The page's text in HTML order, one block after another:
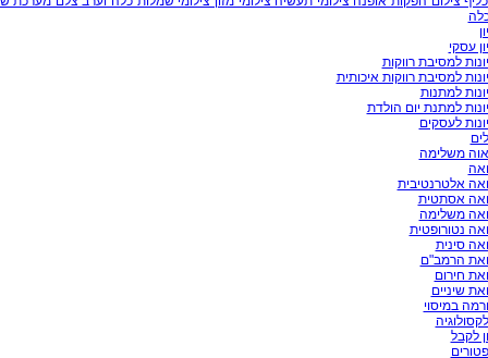
עסקי
למסיבת רווקות
למסיבת רווקות איכותית
למתנות
למתנת יום הולדת
לעסקים
משלימה
אלטרנטיבית
אסתטית
משלימה
נטורופטית
סינית
הרמב"ם
חירום
שיניים
במיסוי
לקבל